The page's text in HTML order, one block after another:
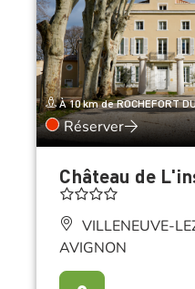
À 10 km de ROCHEFORT
Réserver
Château de
VILLENEUVE-
AVIGNON